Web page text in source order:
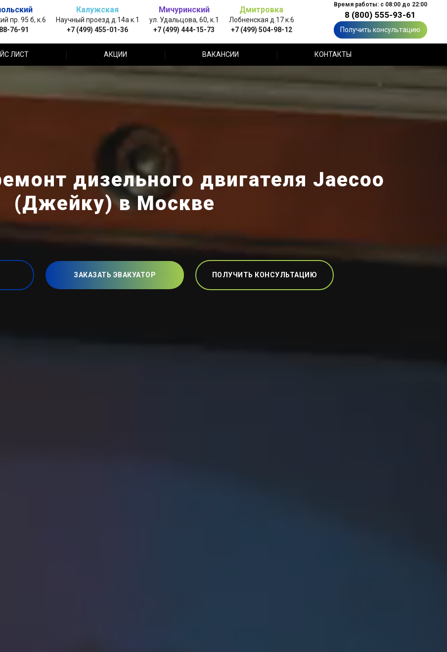
пр. 95 б, к.6
76-91
Калужская
Научный проезд д.14а к.1
+7 (499) 455-01-36
Мичуринский
ул. Удальцова, 60, к.1
+7 (499) 444-15-73
Дмитровка
Лобненская д.17 к.6
+7 (499) 504-98-12
Время работы: с 08:00 до 22:00
8 (800) 555-93-61
Получить консультацию
ЛИСТ АКЦИИ ВАКАНСИИ КОНТАКТЫ
дизельного двигателя Jaecoo
(Джейку) в Москве
ЗАКАЗАТЬ ЭВАКУАТОР ПОЛУЧИТЬ КОНСУЛЬТАЦИЮ